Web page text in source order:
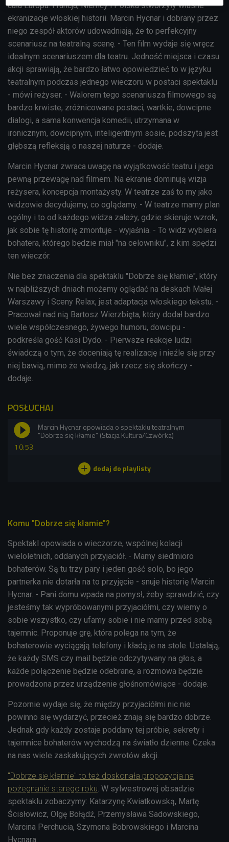
cała Europa. Francja, Niemcy i Polska stworzyły własne
ekranizacje włoskiej historii. Marcin Hycnar i dobrany przez
niego zespół aktorów udowadniają, że to perfekcyjny
scenariusz na teatralną scenę. - Ten film wydaje się wręcz
idealnym scenariuszem dla teatru. Jedność miejsca i czasu
akcji sprawiają, że bardzo łatwo opowiedzieć to w języku
teatralnym podczas jednego wieczoru w postaci spektaklu
- mówi reżyser. - Walorem tego scenariusza filmowego są
bardzo krwiste, zróżnicowane postaci, wartkie, dowcipne
dialogi, a sama konwencja komedii, utrzymana w
ironicznym, dowcipnym, inteligentnym sosie, podszyta jest
głębszą refleksją o naszej naturze - dodaje.
Marcin Hycnar zwraca uwagę na wyjątkowość teatru i jego
pewną przewagę nad filmem. Na ekranie dominują wizja
reżysera, koncepcja montażysty. W teatrze zaś to my jako
widzowie decydujemy, co oglądamy. - W teatrze mamy plan
ogólny i to od każdego widza zależy, gdzie skieruje wzrok,
jak sobie tę historię zmontuje - wyjaśnia. - To widz wybiera
bohatera, którego będzie miał "na celowniku", z kim spędzi
ten wieczór.
Nie bez znaczenia dla spektaklu "Dobrze się kłamie", który
w najbliższych dniach możemy oglądać na deskach Małej
Warszawy i Sceny Relax, jest adaptacja włoskiego tekstu. -
Pracował nad nią Bartosz Wierzbięta, który dodał bardzo
wiele współczesnego, żywego humoru, dowcipu -
podkreśla gość Kasi Dydo. - Pierwsze reakcje ludzi
świadczą o tym, że doceniają tę realizację i nieźle się przy
niej bawią, mimo że wiedzą, jak rzecz się skończy -
dodaje.
POSŁUCHAJ
10:53
Marcin Hycnar opowiada o spektaklu teatralnym
"Dobrze się kłamie" (Stacja Kultura/Czwórka)
Komu "Dobrze się kłamie"?
Spektakl opowiada o wieczorze, wspólnej kolacji
wieloletnich, oddanych przyjaciół. - Mamy siedmioro
bohaterów. Są tu trzy pary i jeden gość solo, bo jego
partnerka nie dotarła na to przyjęcie - snuje historię Marcin
Hycnar. - Pani domu wpada na pomysł, żeby sprawdzić, czy
jesteśmy tak wypróbowanymi przyjaciółmi, czy wiemy o
sobie wszystko, czy ufamy sobie i nie mamy przed sobą
tajemnic. Proponuje grę, która polega na tym, że
bohaterowie wyciągają telefony i kładą je na stole. Ustalają,
że każdy SMS czy mail będzie odczytywany na głos, a
każde połączenie będzie odebrane, a rozmowa będzie
prowadzona przez urządzenie głośnomówiące - dodaje.
Pozornie wydaje się, że między przyjaciółmi nic nie
powinno się wydarzyć, przecież znają się bardzo dobrze.
Jednak gdy każdy zostaje poddany tej próbie, sekrety i
tajemnice bohaterów wychodzą na światło dzienne. Czeka
na nas wiele zaskakujących zwrotów akcji.
"Dobrze się kłamie" to też doskonała propozycja na
pożegnanie starego roku. W sylwestrowej obsadzie
spektaklu zobaczymy: Katarzynę Kwiatkowską, Martę
Ścisłowicz, Olgę Bołądź, Przemysława Sadowskiego,
Marcina Perchucia, Szymona Bobrowskiego i Marcina
Hycnara.